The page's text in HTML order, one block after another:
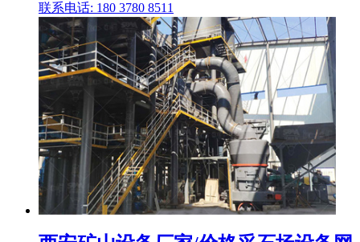
联系电话: 180 3780 8511